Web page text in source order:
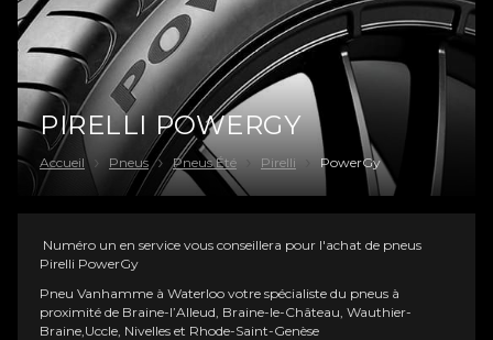
PIRELLI POWERGY
Accueil Pneus Pneus Été Pirelli PowerGy
Numéro un en service vous conseillera pour l'achat de pneus
Pirelli PowerGy
Pneu Vanhamme à Waterloo votre spécialiste du pneus à
proximité de Braine-l’Alleud, Braine-le-Château, Wauthier-
Braine,Uccle, Nivelles et Rhode-Saint-Genèse